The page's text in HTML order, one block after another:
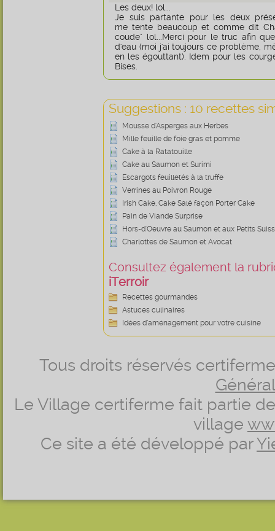
Les deux! lol...
Je suis partante pour les deux
me tente beaucoup et comme dit
coude" lol...Merci pour le truc afin
d'eau (moi j'ai toujours ce problème,
en les égouttant). Idem pour les
Bises.
Suggestions : 10 recettes
Mousse d'Asperges aux Herbes
Mille feuille de foie gras et pomme
Cake à la Ratatouille
Cake au Saumon et Surimi
Escargots feuilletés à la truffe
Verrines au Poivron Rouge
Irish Cake, Cake Salé façon Porter Cake
Pain de Viande Surprise
Hors-d'Oeuvre au Saumon et aux Petits
Charlottes de Saumon et Avocat
Consultez également la
iTerroir
Recettes gourmandes
Astuces culinaires
Idées d’aménagement pour votre cuisine
Tous droits réservés
Le Village certiferme fait partie
village
Ce site a été développé par